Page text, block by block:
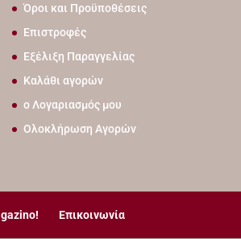
Όροι και Προϋποθέσεις
Επιστροφές
Εξέλιξη Παραγγελίας
Καλάθι αγορών
ο Λογαριασμός μου
Ολοκλήρωση Αγορών
lgazino! Επικοινωνία